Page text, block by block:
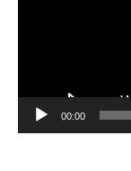
00:00